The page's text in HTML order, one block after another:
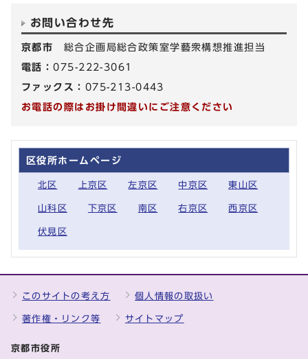
お問い合わせ先
京都市 総合企画局総合政策室学藝衆構想推進担当
電話：075-222-3061
ファックス： 075-213-0443
お電話の際はお掛け間違いにご注意ください
区役所ホームページ
北区 上京区 左京区 中京区 東山区
山科区 下京区 南区 右京区 西京区
伏見区
このサイトの考え方 個人情報の取扱い
著作権・リンク等 サイトマップ
京都市役所